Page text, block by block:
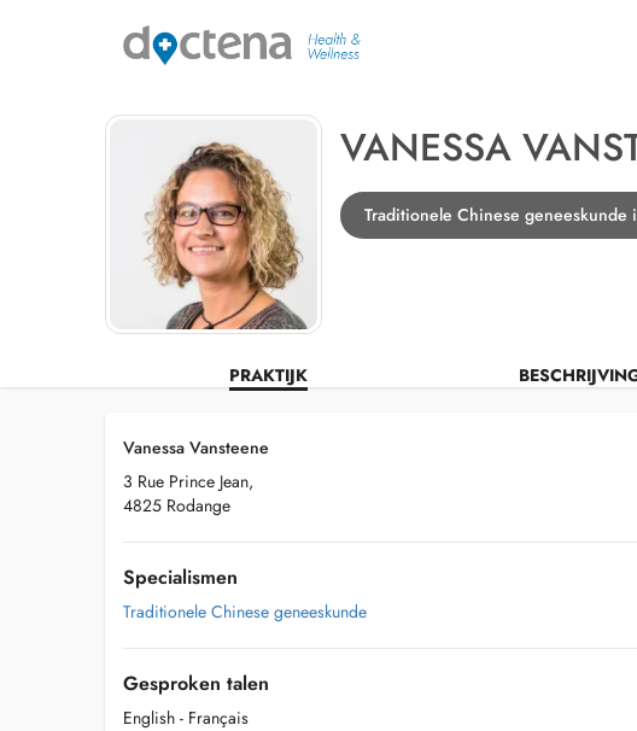
VANESSA
Traditionele Chinese geneeskunde
PRAKTIJK
Vanessa Vansteene
3 Rue Prince Jean,
4825 Rodange
Specialismen
Traditionele Chinese geneeskunde
Gesproken talen
English - Français